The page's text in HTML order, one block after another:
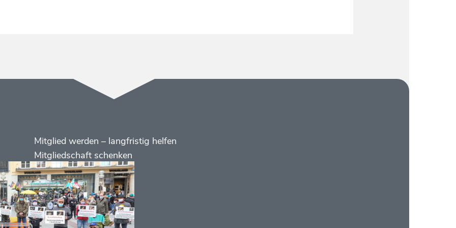
Menüs
Footer
2
Mitglied werden – langfristig helfen
Mitgliedschaft schenken
Kontakt
Social
Media